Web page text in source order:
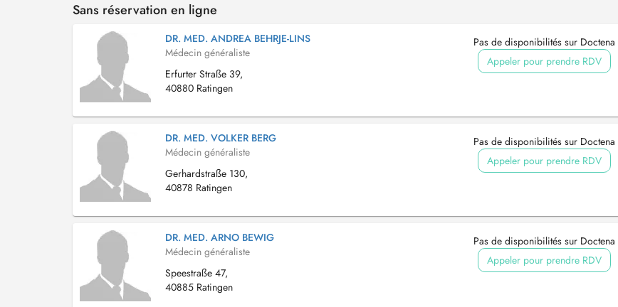
Sans réservation en ligne
DR. MED. ANDREA BEHRJE-LINS
Médecin généraliste
Erfurter Straße 39,
40880 Ratingen
Pas de disponibilités sur Doctena
Appeler pour prendre RDV
DR. MED. VOLKER BERG
Médecin généraliste
Gerhardstraße 130,
40878 Ratingen
Pas de disponibilités sur Doctena
Appeler pour prendre RDV
DR. MED. ARNO BEWIG
Médecin généraliste
Speestraße 47,
40885 Ratingen
Pas de disponibilités sur Doctena
Appeler pour prendre RDV